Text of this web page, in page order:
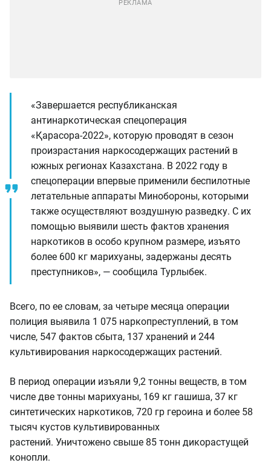
«Завершается республиканская
антинаркотическая спецоперация
«Қарасора-2022», которую проводят в сезон
произрастания наркосодержащих растений в
южных регионах Казахстана. В 2022 году в
спецоперации впервые применили беспилотные
летательные аппараты Минобороны, которыми
также осуществляют воздушную разведку. С их
помощью выявили шесть фактов хранения
наркотиков в особо крупном размере, изъято
более 600 кг марихуаны, задержаны десять
преступников», — сообщила Турлыбек.
Всего, по ее словам, за четыре месяца операции
полиция выявила 1 075 наркопреступлений, в том
числе, 547 фактов сбыта, 137 хранений и 244
культивирования наркосодержащих растений.
В период операции изъяли 9,2 тонны веществ, в том
числе две тонны марихуаны, 169 кг гашиша, 37 кг
синтетических наркотиков, 720 гр героина и более 58
тысяч кустов культивированных
растений. Уничтожено свыше 85 тонн дикорастущей
конопли.